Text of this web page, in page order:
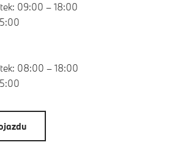
09:00 – 18:00
08:00 – 18:00